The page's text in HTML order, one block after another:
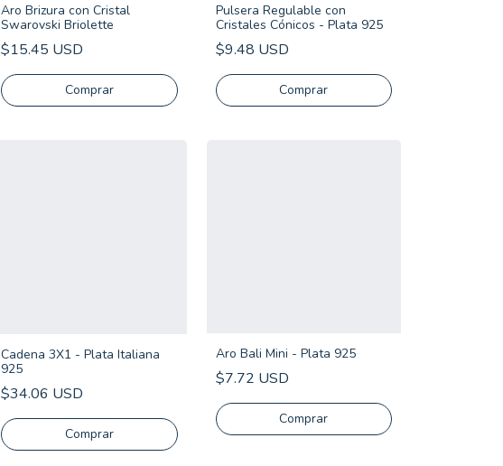
Aro Brizura con Cristal
Swarovski Briolette
$15.45 USD
Pulsera Regulable con
Cristales Cónicos - Plata 925
$9.48 USD
Comprar
Cadena 3X1 - Plata Italiana
925
$34.06 USD
Comprar
Aro Bali Mini - Plata 925
$7.72 USD